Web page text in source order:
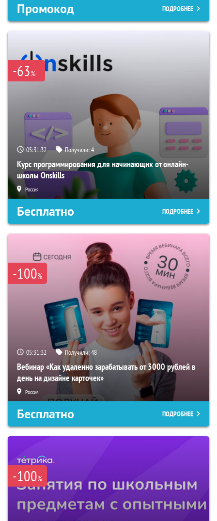
Промокод ПОДРОБНЕЕ
-63%
05:31:32 Получили:4
Курс программирования для начинающих от онлайн-
школы Onskills
Россия
Бесплатно ПОДРОБНЕЕ
-100%
05:31:32 Получили:48
Вебинар «Как удаленно зарабатывать от 3000 рублей в
день на дизайне карточек»
Россия
Бесплатно ПОДРОБНЕЕ
-100%